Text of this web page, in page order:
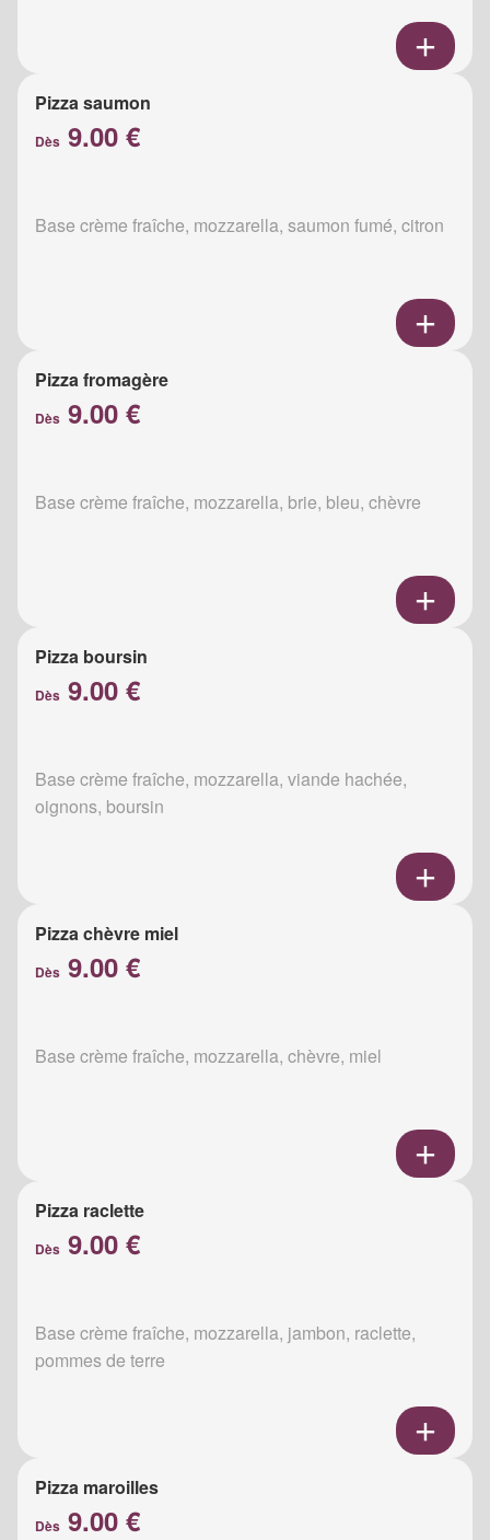
Pizza saumon
Dès 9.00 €
Base crème fraîche, mozzarella, saumon fumé, citron
Pizza fromagère
Dès 9.00 €
Base crème fraîche, mozzarella, brie, bleu, chèvre
Pizza boursin
Dès 9.00 €
Base crème fraîche, mozzarella, viande hachée,
oignons, boursin
Pizza chèvre miel
Dès 9.00 €
Base crème fraîche, mozzarella, chèvre, miel
Pizza raclette
Dès 9.00 €
Base crème fraîche, mozzarella, jambon, raclette,
pommes de terre
Pizza maroilles
Dès 9.00 €